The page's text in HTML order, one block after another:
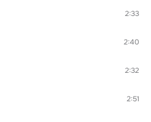
2:33
2:40
2:32
2:51